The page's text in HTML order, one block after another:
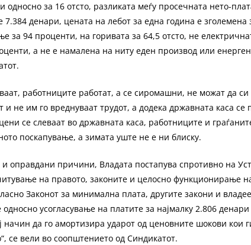
односно за 16 отсто, разликата меѓу просечната нето-
денари, цената на лебот за една година е зголемена
за 94 проценти, на горивата за 64,5 отсто, не
а не е намалена на ниту еден производ или
работниците работат, а се сиромашни, не можат да
и не им го вреднуваат трудот, а додека државната каса
се слеваат во државната каса, работниците и
поскапување, а зимата уште не е ни блиску.
оправдани причини, Владата постапува спротивно на
на правото, законите и целосно функционирање
Законот за минимална плата, другите закони и
усогласување на платите за најмалку 2.806
начин да го амортизира ударот од ценовните шокови кои
се вели во соопштението од Синдикатот.